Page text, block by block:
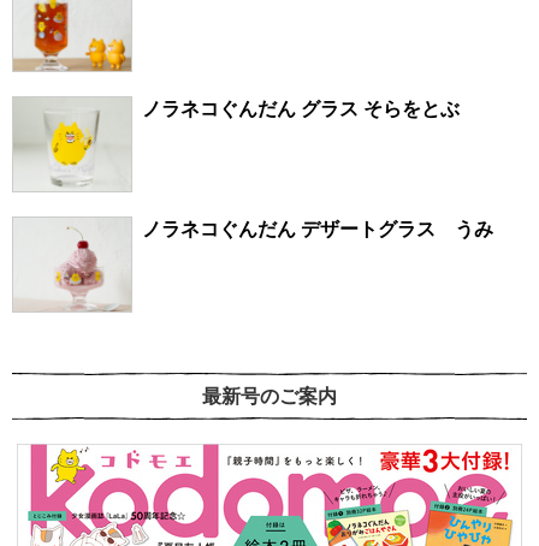
ノラネコぐんだん グラス そらをとぶ
ノラネコぐんだん デザートグラス うみ
最新号のご案内